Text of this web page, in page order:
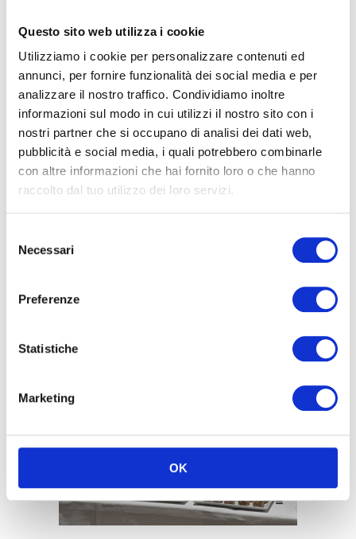
Questo sito web utilizza i cookie
Utilizziamo i cookie per personalizzare contenuti ed
annunci, per fornire funzionalità dei social media e per
analizzare il nostro traffico. Condividiamo inoltre
informazioni sul modo in cui utilizzi il nostro sito con i
nostri partner che si occupano di analisi dei dati web,
pubblicità e social media, i quali potrebbero combinarle
con altre informazioni che hai fornito loro o che hanno
raccolto dal tuo utilizzo dei loro servizi.
delNecessari
Preferenze
Statistiche
Marketing
OK
può risultare molto gradevole se curato nei
dettagli.
Prevediamoi giusti punti di appoggio e
aree relaxdove conversare
piacevolmente. La realizzazione di menù o
drink personalizzati, possono essere un
elemento distintivo, ma privilegiamo anche
le eccellenze tipiche del territoriocon
una presentazione originale e creativa.
formaggi nonché ai dolci della tradizione, fra